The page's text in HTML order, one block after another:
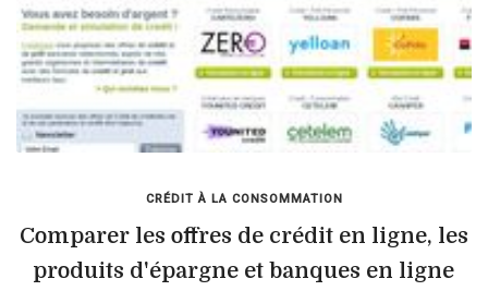
CRÉDIT À LA CONSOMMATION
Comparer les offres de crédit en ligne, les
produits d'épargne et banques en ligne